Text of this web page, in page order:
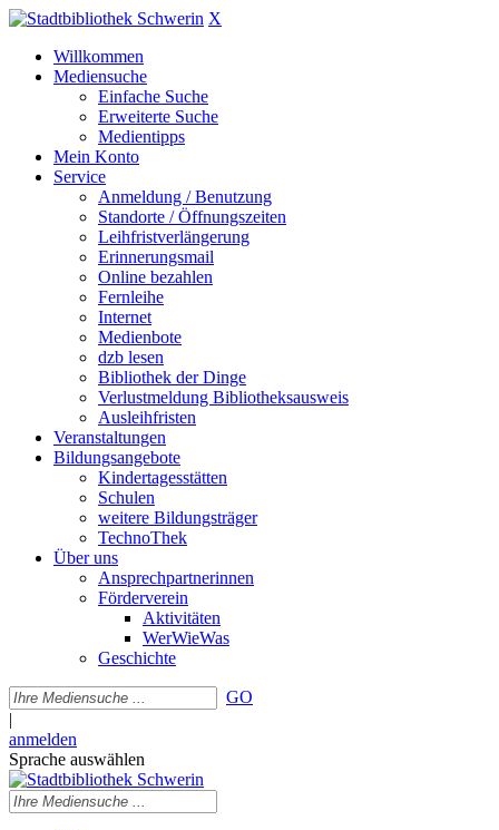
X
Willkommen
Mediensuche
Einfache Suche
Erweiterte Suche
Medientipps
Mein Konto
Service
Anmeldung / Benutzung
Standorte / Öffnungszeiten
Leihfristverlängerung
Erinnerungsmail
Online bezahlen
Fernleihe
Internet
Medienbote
dzb lesen
Bibliothek der Dinge
Verlustmeldung Bibliotheksausweis
Ausleihfristen
Veranstaltungen
Bildungsangebote
Kindertagesstätten
Schulen
weitere Bildungsträger
TechnoThek
Über uns
Ansprechpartnerinnen
Förderverein
Aktivitäten
WerWieWas
Geschichte
GO
|
anmelden
Sprache auswählen